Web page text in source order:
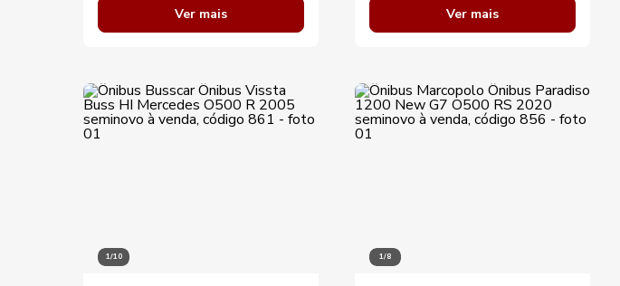
Ver mais Ver mais
1/10 1/8